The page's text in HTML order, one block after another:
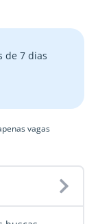
de 7 dias
vagas